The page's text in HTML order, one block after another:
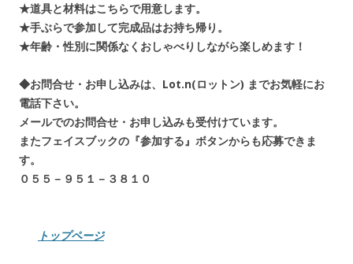
★道具と材料はこちらで用意します。
★手ぶらで参加して完成品はお持ち帰り。
★年齢・性別に関係なくおしゃべりしながら楽しめます！
◆お問合せ・お申し込みは、Lot.n(ロットン) までお気軽にお
電話下さい。
メールでのお問合せ・お申し込みも受付けています。
またフェイスブックの『参加する』ボタンからも応募できま
す。
０５５－９５１－３８１０
トップページ